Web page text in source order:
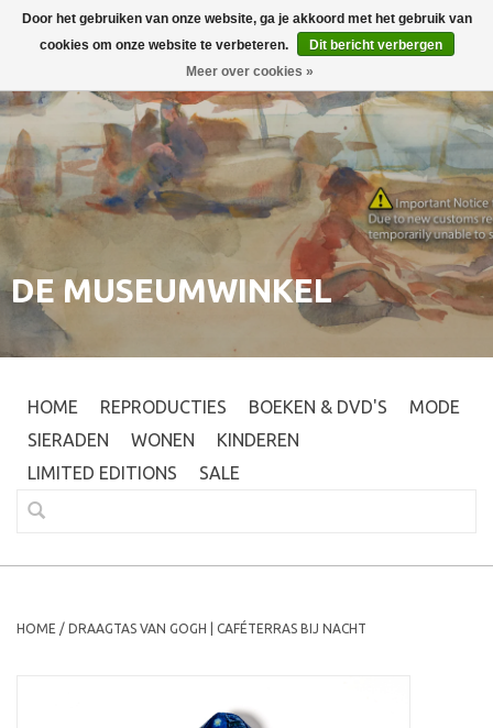
Inloggen 0
DE MUSEUMWINKEL
HOME REPRODUCTIES BOEKEN & DVD'S
MODE
SIERADEN
WONEN
KINDEREN
LIMITED EDITIONS
SALE
HOME / DRAAGTAS VAN GOGH | CAFÉTERRAS BIJ NACHT
Door het gebruiken van onze website, ga je akkoord met het gebruik van
cookies om onze website te verbeteren.
Dit bericht verbergen
Meer over cookies »